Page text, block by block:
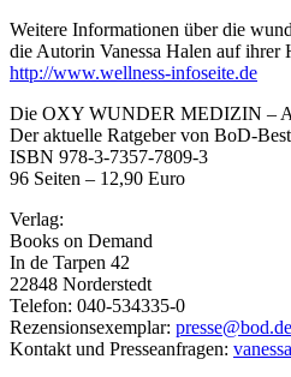
Weitere Informationen über die
die Autorin Vanessa Halen auf ihrer
http://www.wellness-infoseite.de
Die OXY WUNDER MEDIZIN –
Der aktuelle Ratgeber von BoD-
ISBN 978-3-7357-7809-3
96 Seiten – 12,90 Euro
Verlag:
Books on Demand
In de Tarpen 42
22848 Norderstedt
Telefon: 040-534335-0
Rezensionsexemplar: presse@bod.de
Kontakt und Presseanfragen: